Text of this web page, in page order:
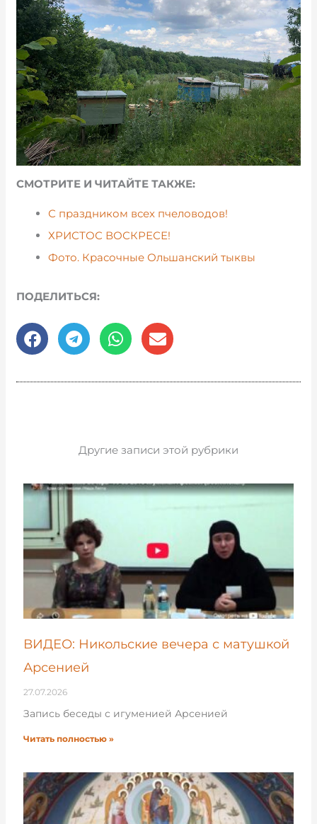
СМОТРИТЕ И ЧИТАЙТЕ ТАКЖЕ:
С праздником всех пчеловодов!
ХРИСТОС ВОСКРЕСЕ!
Фото. Красочные Ольшанский тыквы
ПОДЕЛИТЬСЯ:
Другие записи этой рубрики
ВИДЕО: Никольские вечера с матушкой
Арсенией
27.07.2026
Запись беседы с игуменией Арсенией
Читать полностью »